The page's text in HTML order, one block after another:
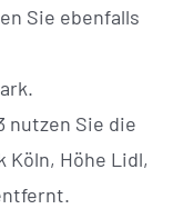
Sie ebenfalls
nutzen Sie die
Köln, Höhe Lidl,